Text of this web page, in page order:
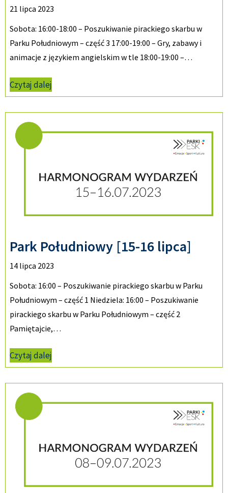
21 lipca 2023
Sobota: 16:00-18:00 – Poszukiwanie pirackiego skarbu w
Parku Południowym – część 3 17:00-19:00 – Gry, zabawy i
animacje z językiem angielskim w tle 18:00-19:00 –…
Czytaj dalej
Park Południowy [15-16 lipca]
14 lipca 2023
Sobota: 16:00 – Poszukiwanie pirackiego skarbu w Parku
Południowym – część 1 Niedziela: 16:00 – Poszukiwanie
pirackiego skarbu w Parku Południowym – część 2
Pamiętajcie,…
Czytaj dalej